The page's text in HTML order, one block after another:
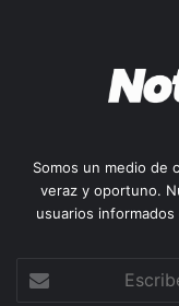
Somos un medio de
veraz y oportuno.
usuarios